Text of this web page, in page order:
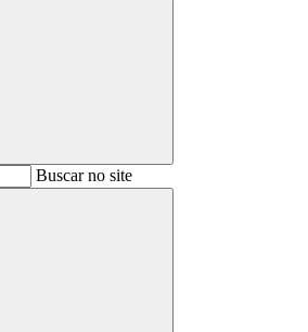
BuscarBuscar no site